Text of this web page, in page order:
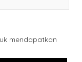
mendapatkan